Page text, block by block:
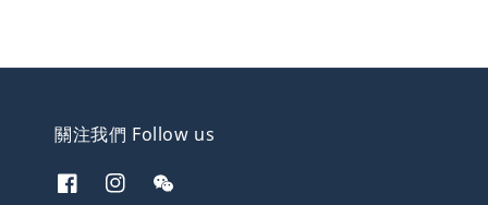
關注我們 Follow us